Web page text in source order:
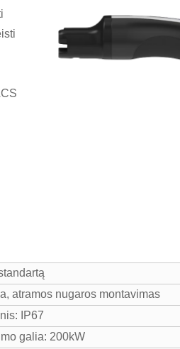
atramos nugaros montavimas
IP67
galia: 200kW